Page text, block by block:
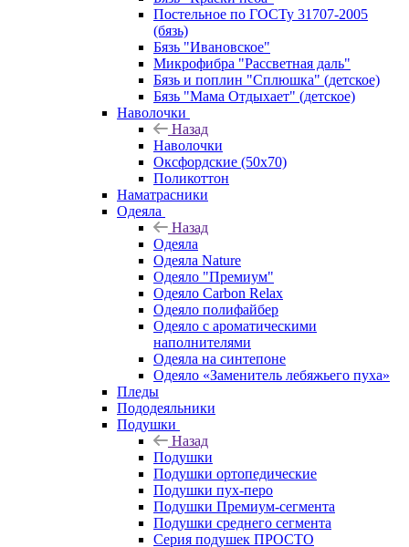
Постельное по ГОСТу 31707-2005
(бязь)
Бязь "Ивановское"
Микрофибра "Рассветная даль"
Бязь и поплин "Сплюшка" (детское)
Бязь "Мама Отдыхает" (детское)
Наволочки
Назад
Наволочки
Оксфордские (50х70)
Поликоттон
Наматрасники
Одеяла
Назад
Одеяла
Одеяла Nature
Одеяло "Премиум"
Одеяло Carbon Relax
Одеяло полифайбер
Одеяло с ароматическими
наполнителями
Одеяла на синтепоне
Одеяло «Заменитель лебяжьего пуха»
Пледы
Пододеяльники
Подушки
Назад
Подушки
Подушки ортопедические
Подушки пух-перо
Подушки Премиум-сегмента
Подушки среднего сегмента
Серия подушек ПРОСТО